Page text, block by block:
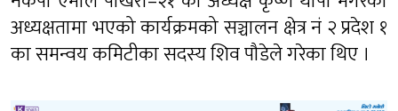
अध्यक्षतामा भएको कार्यक्रमको सञ्चालन क्षेत्र नं २ प्रदेश १
का समन्वय कमिटीका सदस्य शिव पौडेले गरेका थिए ।